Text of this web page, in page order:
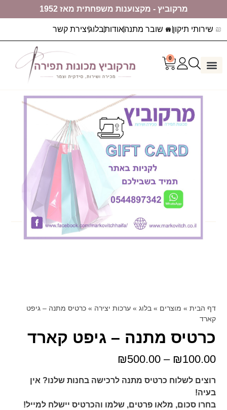
מרקוביץ - מקצוענות משפחתית מאז 1952
שירותי תיקון שובר מתנהאודותבלוגיצירת קשר
0
דף הבית » מוצרים »בלוג »ערכות יצירה »כרטיס מתנה – גיפט
קארד
כרטיס מתנה – גיפט קארד
₪100.00
–
₪500.00
רוצים לשלוח כרטיס מתנה לרכישה בחנות שלנו? אין
בעיה!
בחרו סכום, מלאו פרטים, שלמו והכרטיס יישלח למייל!